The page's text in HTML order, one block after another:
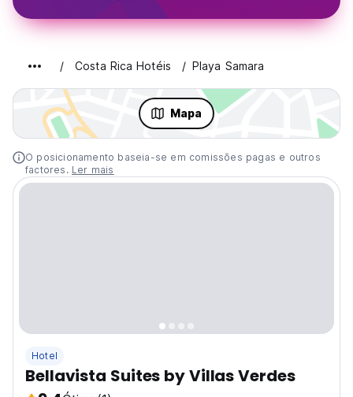
Costa Rica Hotéis Playa Samara
Mapa
O posicionamento baseia-se em comissões pagas e outros
factores. Ler mais
Hotel
Bellavista Suites by Villas Verdes